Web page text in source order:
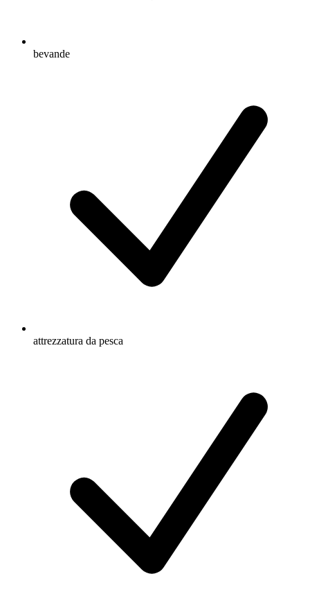
bevande
attrezzatura da pesca